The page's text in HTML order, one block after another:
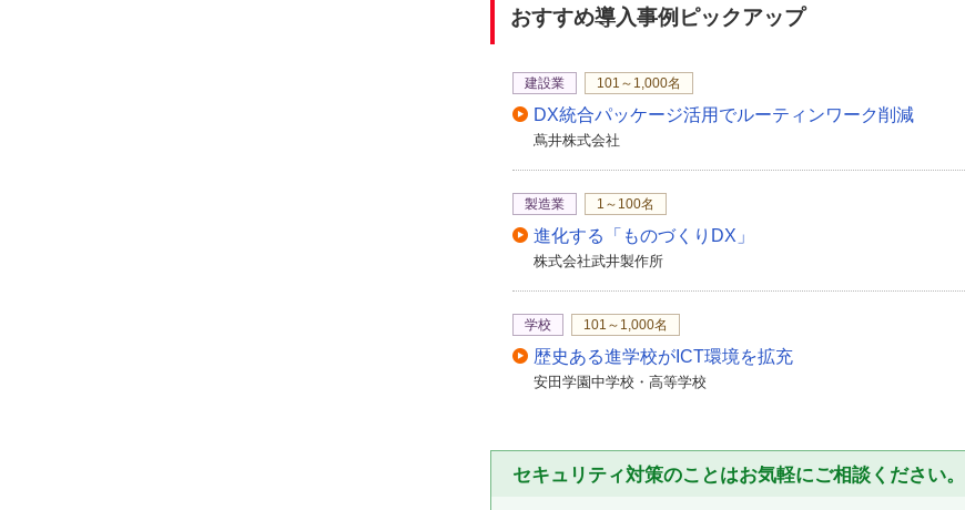
おすすめ導入事例ピックアップ
建設業 101～1,000名
DX統合パッケージ活用でルーティンワーク削減
蔦井株式会社
製造業 1～100名
進化する「ものづくりDX」
株式会社武井製作所
学校 101～1,000名
歴史ある進学校がICT環境を拡充
安田学園中学校・高等学校
セキュリティ対策のことはお気軽にご相談ください。